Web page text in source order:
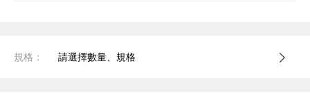
規格： 請選擇數量、規格